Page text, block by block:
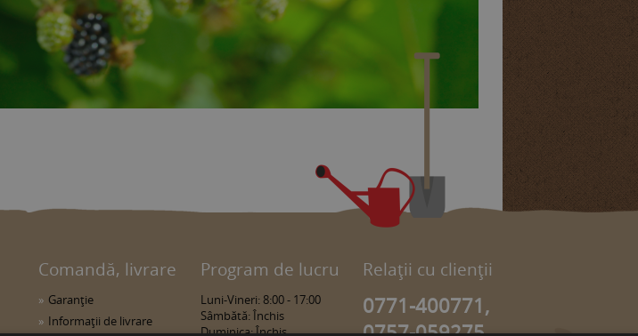
Comandă, livrare
Garanţie
Informaţii de livrare
Program de lucru
Luni-Vineri: 8:00 - 17:00
Sâmbătă: Închis
Duminica: Închis
Relaţii cu clienţii
0771-400771,